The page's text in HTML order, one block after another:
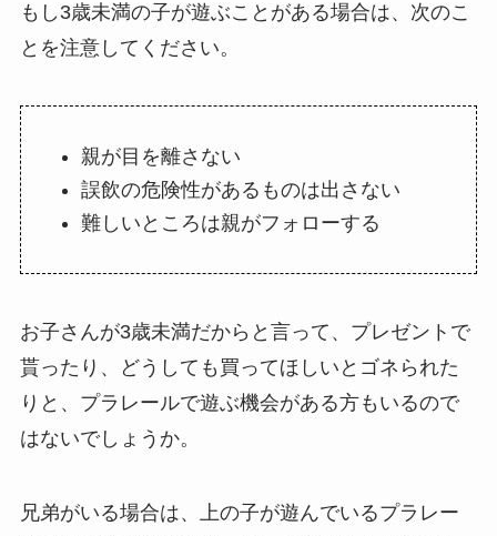
もし3歳未満の子が遊ぶことがある場合は、次のこ
とを注意してください。
親が目を離さない
誤飲の危険性があるものは出さない
難しいところは親がフォローする
お子さんが3歳未満だからと言って、プレゼントで
貰ったり、どうしても買ってほしいとゴネられた
りと、プラレールで遊ぶ機会がある方もいるので
はないでしょうか。
兄弟がいる場合は、上の子が遊んでいるプラレー